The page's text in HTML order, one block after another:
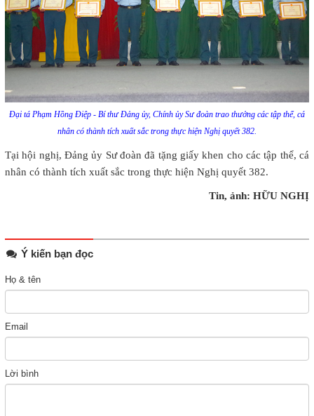
Đại tá Phạm Hồng Điệp - Bí thư Đảng ủy, Chính ủy Sư đoàn trao thưởng các tập thể, cá
nhân có thành tích xuất sắc trong thực hiện Nghị quyết 382.
Tại hội nghị, Đảng ủy Sư đoàn đã tặng giấy khen cho các tập thể, cá
nhân có thành tích xuất sắc trong thực hiện Nghị quyết 382.
Tin, ảnh: HỮU NGHỊ
Ý kiến bạn đọc
Họ & tên
Email
Lời bình